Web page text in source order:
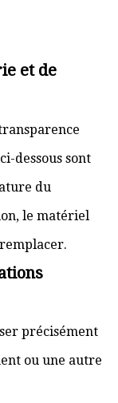
et de
dessous sont
du
le matériel
précisément
ou une autre